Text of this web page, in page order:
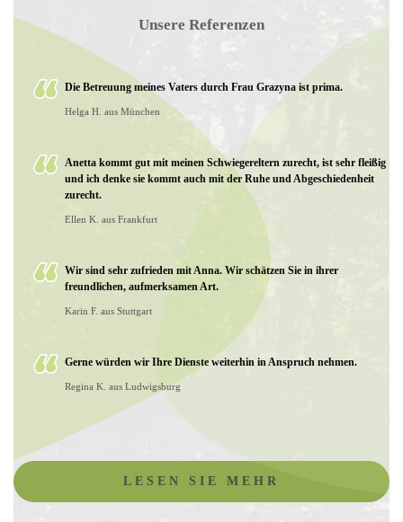
Unsere Referenzen
Die Betreuung meines Vaters durch Frau Grazyna ist prima.
Helga H. aus München
Anetta kommt gut mit meinen Schwiegereltern zurecht, ist sehr fleißig
und ich denke sie kommt auch mit der Ruhe und Abgeschiedenheit
zurecht.
Ellen K. aus Frankfurt
Wir sind sehr zufrieden mit Anna. Wir schätzen Sie in ihrer
freundlichen, aufmerksamen Art.
Karin F. aus Stuttgart
Gerne würden wir Ihre Dienste weiterhin in Anspruch nehmen.
Regina K. aus Ludwigsburg
LESEN SIE MEHR